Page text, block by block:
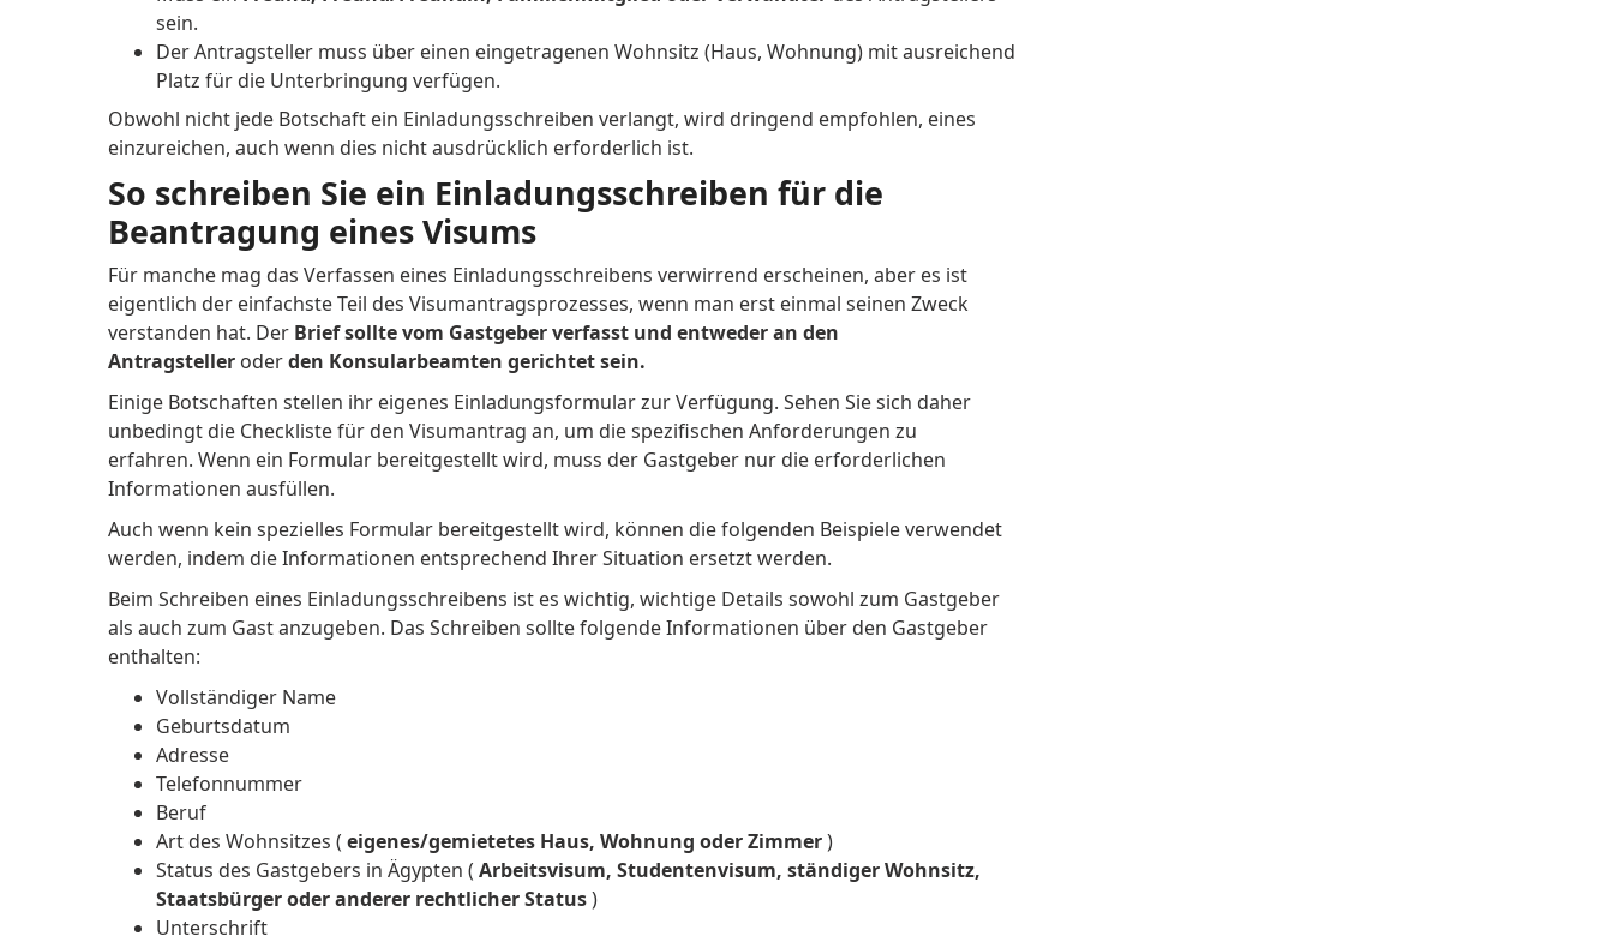
sein.
Der Antragsteller muss über einen eingetragenen Wohnsitz (Haus, Wohnung) mit ausreichend
Platz für die Unterbringung verfügen.
Obwohl nicht jede Botschaft ein Einladungsschreiben verlangt, wird dringend empfohlen, eines
einzureichen, auch wenn dies nicht ausdrücklich erforderlich ist.
So schreiben Sie ein Einladungsschreiben für die
Beantragung eines Visums
Für manche mag das Verfassen eines Einladungsschreibens verwirrend erscheinen, aber es ist
eigentlich der einfachste Teil des Visumantragsprozesses, wenn man erst einmal seinen Zweck
verstanden hat. Der Brief sollte vom Gastgeber verfasst und entweder an den
Antragsteller oderden Konsularbeamten gerichtet sein.
Einige Botschaften stellen ihr eigenes Einladungsformular zur Verfügung. Sehen Sie sich daher
unbedingt die Checkliste für den Visumantrag an, um die spezifischen Anforderungen zu
erfahren. Wenn ein Formular bereitgestellt wird, muss der Gastgeber nur die erforderlichen
Informationen ausfüllen.
Auch wenn kein spezielles Formular bereitgestellt wird, können die folgenden Beispiele verwendet
werden, indem die Informationen entsprechend Ihrer Situation ersetzt werden.
Beim Schreiben eines Einladungsschreibens ist es wichtig, wichtige Details sowohl zum Gastgeber
als auch zum Gast anzugeben. Das Schreiben sollte folgende Informationen über den Gastgeber
enthalten:
Vollständiger Name
Geburtsdatum
Adresse
Telefonnummer
Beruf
Art des Wohnsitzes ( eigenes/gemietetes Haus, Wohnung oder Zimmer)
Status des Gastgebers in Ägypten ( Arbeitsvisum, Studentenvisum, ständiger Wohnsitz,
Staatsbürger oder anderer rechtlicher Status)
Unterschrift